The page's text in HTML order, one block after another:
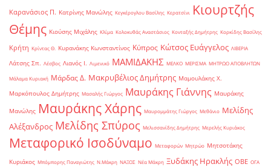
Καρανάσιος Π. Κατρίνης Μανώλης Κεγκέρογλου Βασίλης Κερατσίνι
Κιουρτζής
Θέμης Κιούσης Μιχάλης Κλίμα Κολοκυθάς Αναστάσιος Κονταξής Δημήτρης Κορκίδης Βασίλης
Κρήτη Κρίντας Θ. Κυρανάκης Κωνσταντίνος Κύπρος Κώτσος Ευάγγελος ΛΙΒΕΡΙΑ
Λάτσης Σπ. Λέσβος Λιανός Ι. Λιμενικό ΜΑΜΙΔΑΚΗΣ ΜΕΛΚΟ ΜΕΡΙΣΜΑ ΜΗΤΡΩΟ ΑΠΟΒΛΗΤΩΝ
Μάλαμα Κυριακή Μάρδας Δ. Μακρυβέλιος Δημήτρης Μαμουλάκης Χ.
Μαρκόπουλος Δημήτρης Μασαλής Γιώργος Μαυράκης Γιάννης Μαυράκης
Μανώλης Μαυράκης Χάρης Μαυρομμάτης Γιώργος Μεθάνιο Μελίδης
Αλέξανδρος Μελίδης Σπύρος Μελισσανίδης Δημήτρης Μερελής Κυριάκος
Μεταφορικό Ισοδύναμο Μεταφορών Μητρώο Μητσοτάκης
Κυριάκος Μπόμπορης Παναγιώτης Ν.Μάκρη ΝΑΞΟΣ Νέα Μάκρη Ξυδάκης Ηρακλής ΟΒΕ ΟΓΑ